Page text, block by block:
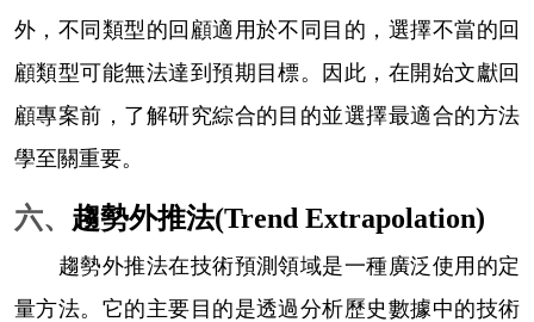
外，不同類型的回顧適用於不同目的，選擇不當的回
顧類型可能無法達到預期目標。因此，在開始文獻回
顧專案前，了解研究綜合的目的並選擇最適合的方法
學至關重要。
六、 趨勢外推法(Trend Extrapolation)
趨勢外推法在技術預測領域是一種廣泛使用的定
量方法。它的主要目的是透過分析歷史數據中的技術